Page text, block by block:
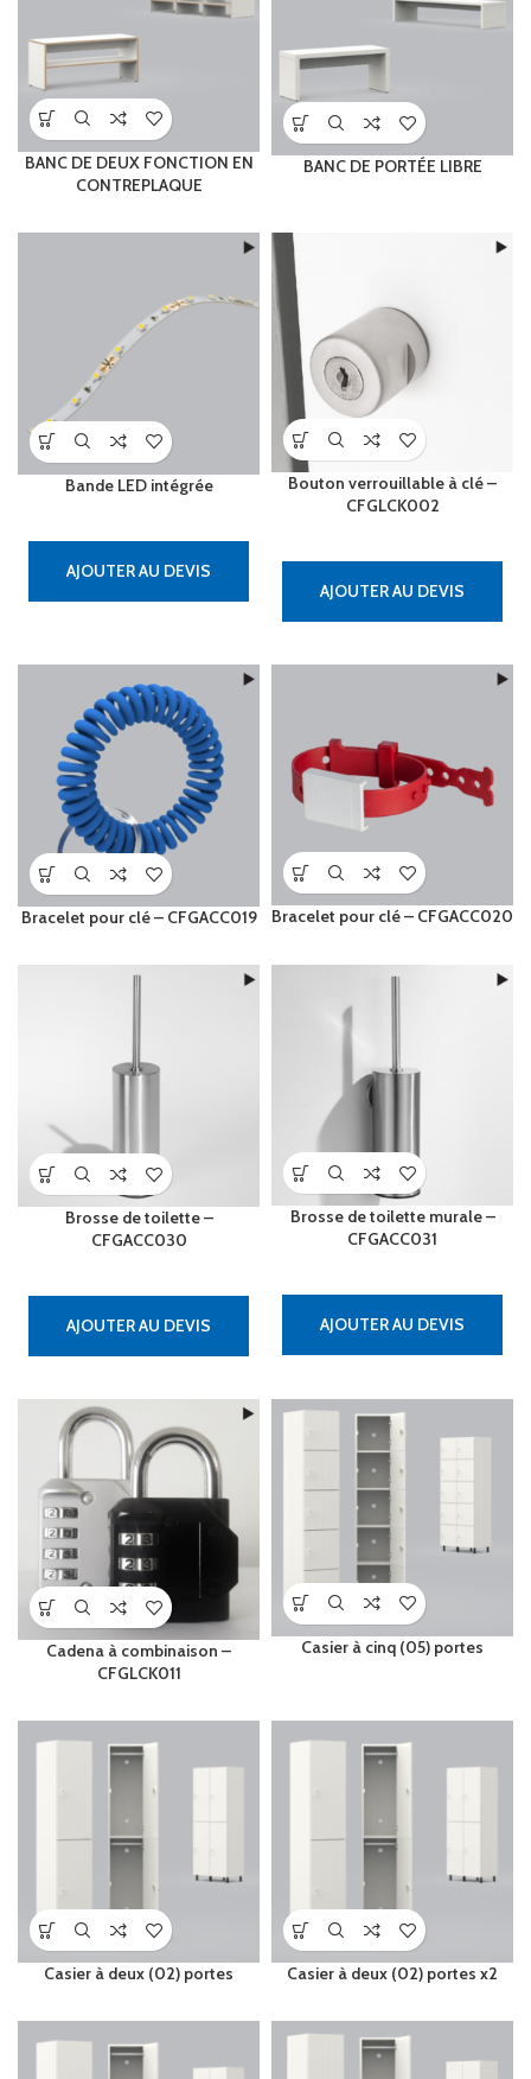
BANC DE DEUX FONCTION EN
CONTREPLAQUE
BANC DE PORTÉE LIBRE
Bande LED intégrée
AJOUTER AU DEVIS
Bouton verrouillable à clé –
CFGLCK002
AJOUTER AU DEVIS
Bracelet pour clé – CFGACC019 Bracelet pour clé – CFGACC020
Brosse de toilette –
CFGACC030
AJOUTER AU DEVIS
Brosse de toilette murale –
CFGACC031
AJOUTER AU DEVIS
Cadena à combinaison –
CFGLCK011
Casier à cinq (05) portes
Casier à deux (02) portes Casier à deux (02) portes x2